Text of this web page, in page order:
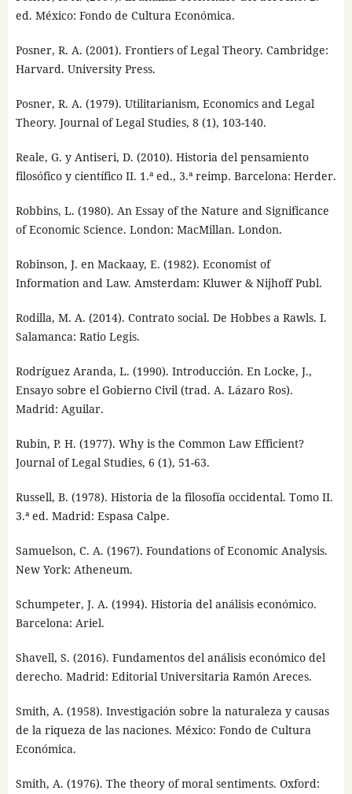
ed. México: Fondo de Cultura Económica.
Posner, R. A. (2001). Frontiers of Legal Theory. Cambridge:
Harvard. University Press.
Posner, R. A. (1979). Utilitarianism, Economics and Legal
Theory. Journal of Legal Studies, 8 (1), 103-140.
Reale, G. y Antiseri, D. (2010). Historia del pensamiento
filosófico y científico II. 1.ª ed., 3.ª reimp. Barcelona: Herder.
Robbins, L. (1980). An Essay of the Nature and Significance
of Economic Science. London: MacMillan. London.
Robinson, J. en Mackaay, E. (1982). Economist of
Information and Law. Amsterdam: Kluwer & Nijhoff Publ.
Rodilla, M. A. (2014). Contrato social. De Hobbes a Rawls. I.
Salamanca: Ratio Legis.
Rodríguez Aranda, L. (1990). Introducción. En Locke, J.,
Ensayo sobre el Gobierno Civil (trad. A. Lázaro Ros).
Madrid: Aguilar.
Rubin, P. H. (1977). Why is the Common Law Efficient?
Journal of Legal Studies, 6 (1), 51-63.
Russell, B. (1978). Historia de la filosofía occidental. Tomo II.
3.ª ed. Madrid: Espasa Calpe.
Samuelson, C. A. (1967). Foundations of Economic Analysis.
New York: Atheneum.
Schumpeter, J. A. (1994). Historia del análisis económico.
Barcelona: Ariel.
Shavell, S. (2016). Fundamentos del análisis económico del
derecho. Madrid: Editorial Universitaria Ramón Areces.
Smith, A. (1958). Investigación sobre la naturaleza y causas
de la riqueza de las naciones. México: Fondo de Cultura
Económica.
Smith, A. (1976). The theory of moral sentiments. Oxford: